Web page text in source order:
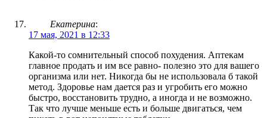
Екатерина:
17 мая, 2021 в 12:33
Какой-то сомнительный способ похудения. Аптекам
главное продать и им все равно- полезно это для вашего
организма или нет. Никогда бы не использовала б такой
метод. Здоровье нам дается раз и угробить его можно
быстро, восстановить трудно, а иногда и не возможно.
Так что лучше меньше есть и больше двигаться, чем